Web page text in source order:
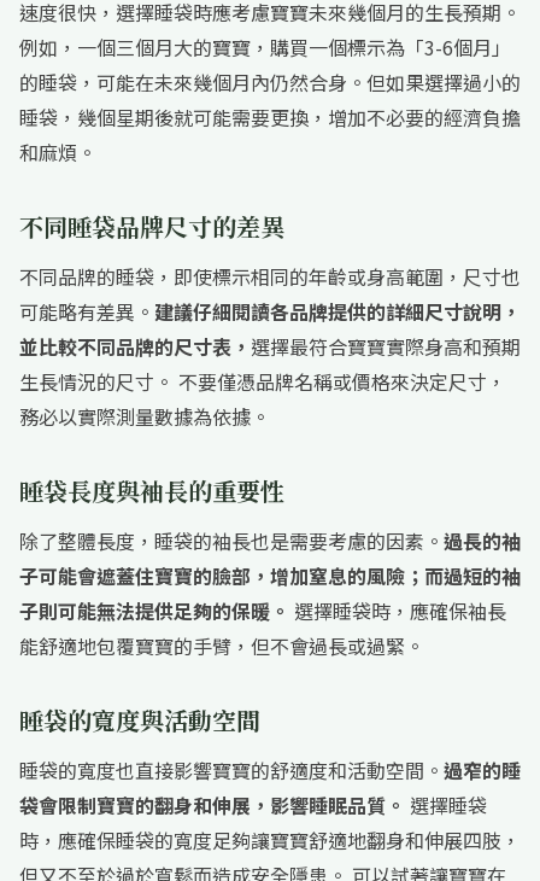
速度很快，選擇睡袋時應考慮寶寶未來幾個月的生長預期。
例如，一個三個月大的寶寶，購買一個標示為「3-6個月」
的睡袋，可能在未來幾個月內仍然合身。但如果選擇過小的
睡袋，幾個星期後就可能需要更換，增加不必要的經濟負擔
和麻煩。
不同睡袋品牌尺寸的差異
不同品牌的睡袋，即使標示相同的年齡或身高範圍，尺寸也
可能略有差異。 建議仔細閱讀各品牌提供的詳細尺寸說明，
並比較不同品牌的尺寸表， 選擇最符合寶寶實際身高和預期
生長情況的尺寸。 不要僅憑品牌名稱或價格來決定尺寸，
務必以實際測量數據為依據。
睡袋長度與袖長的重要性
除了整體長度，睡袋的袖長也是需要考慮的因素。 過長的袖
子可能會遮蓋住寶寶的臉部，增加窒息的風險；而過短的袖
子則可能無法提供足夠的保暖。 選擇睡袋時，應確保袖長
能舒適地包覆寶寶的手臂，但不會過長或過緊。
睡袋的寬度與活動空間
睡袋的寬度也直接影響寶寶的舒適度和活動空間。 過窄的睡
袋會限制寶寶的翻身和伸展，影響睡眠品質。 選擇睡袋
時，應確保睡袋的寬度足夠讓寶寶舒適地翻身和伸展四肢，
但又不至於過於寬鬆而造成安全隱患。 可以試著讓寶寶在